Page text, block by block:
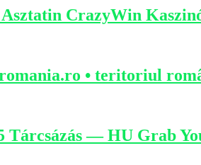
CrazyWin
• teritoriul
Tárcsázás — HU Grab